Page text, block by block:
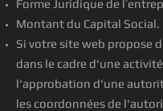
Forme Juridique de
Montant du Capital Social.
Si votre site web propose
dans le cadre d'une
l'approbation d'une
les coordonnées de